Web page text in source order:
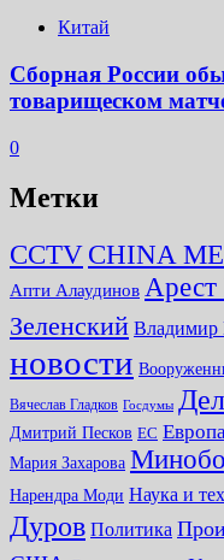
Китай
Сборная России
товарищеском
0
Метки
CCTV CHINA
Апти Алаудинов Арест
Зеленский Владимир
новости
Вячеслав Гладков Госдумы
Дмитрий Песков ЕС
Мария Захарова
Нарендра Моди Наука и
Дуров Политика